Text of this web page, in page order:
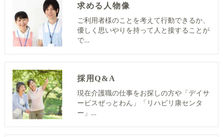
求める人物像
ご利用者様のことを考えて行動できるか、
優しく思いやりを持って人と接することが
で…
採用Q&A
現在介護職の仕事をお探しの方や「デイサ
ービスぜっとわん」「リハビリ康センタ
ー」…